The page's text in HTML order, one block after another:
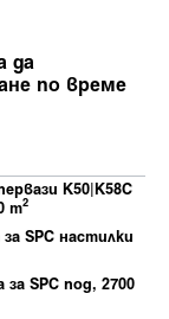
да
по време
K50|K58C
m2
SPC настилки
SPC под, 2700